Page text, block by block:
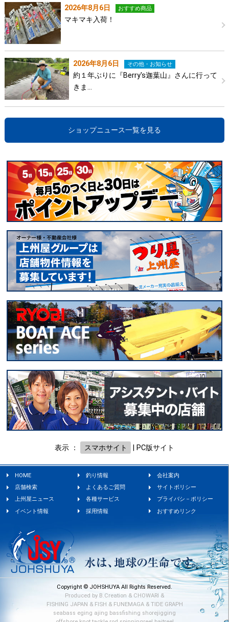
2026年8月6日 おすすめ商品
マキマキ入荷！
2026年8月6日 その他・お知らせ
約１年ぶりに『Berry's迦葉山』さんに行って
きま…
ショップニュース一覧を見る
表示 ： スマホサイト PC版サイト
HOME 釣り情報
会社案内
店舗検索
よくあるご質問
サイトポリシー
上州屋ニュース
各種サービス
プライバシ－ポリシー
イベント情報
採用情報 おすすめリンク
Copyright © JOHSHUYA All Rights Reserved.
Produced by B.Creation & CHOWARI &
FISHING JAPAN & FISH & FUNEMAGA& TIDE GRAPH
seabass eging ajing bassfishing shorejigging